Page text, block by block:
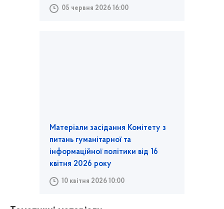
05 червня 2026 16:00
Матеріали засідання Комітету з
питань гуманітарної та
інформаційної політики від 16
квітня 2026 року
10 квітня 2026 10:00